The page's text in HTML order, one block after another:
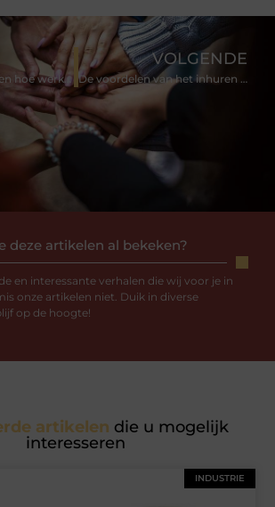
deze artikelen al bekeken?
en interessante verhalen die wij voor je in
onze artikelen niet. Duik in diverse
op de hoogte!
Wat is een laskap en hoe werkt het?
VOLGENDE
De voordelen van het inhuren van een lokale slotenmaker
artikelen die u mogelijk
interesseren
INDUSTRIE